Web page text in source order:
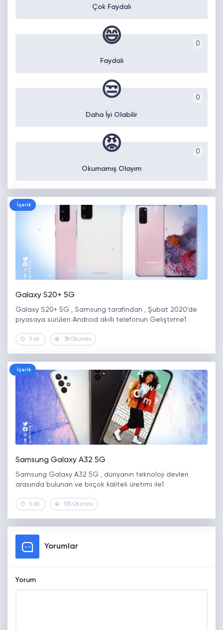
Çok Faydalı
0
😄
Faydalı
0
😒
Daha İyi Olabilir
0
😡
Okumamış Olayım
İçerik
Galaxy S20+ 5G
Galaxy S20+ 5G , Samsung tarafından , Şubat 2020’de
piyasaya sürülen Android akıllı telefonun Geliştirme1
5 dk. 38 Okundu
İçerik
Samsung Galaxy A32 5G
Samsung Galaxy A32 5G , dünyanın teknoloji devleri
arasında bulunan ve birçok kaliteli üretimi ile1
5 dk. 105 Okundu
Yorumlar
Yorum